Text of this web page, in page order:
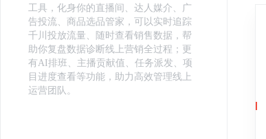
工具，化身你的直播间、达人媒介、广
告投流、商品选品管家，可以实时追踪
千川投放流量、随时查看销售数据，帮
助你复盘数据诊断线上营销全过程；更
有AI排班、主播贡献值、任务派发、项
目进度查看等功能，助力高效管理线上
运营团队。